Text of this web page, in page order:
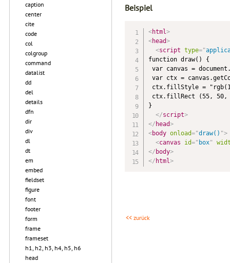
caption
center
cite
code
col
colgroup
command
datalist
dd
del
details
dfn
dir
div
dl
dt
em
embed
fieldset
figure
font
footer
form
frame
frameset
h1, h2, h3, h4, h5, h6
head
Beispiel
<html>
<head>
<script type="
function draw() {
var canvas =
var ctx =
ctx.fillStyle =
ctx.fillRect (55, 50,
}
</script>
</ head>
<body onload="draw() ">
<canvas id=" box"
</ body>
</ html>
<< zurück